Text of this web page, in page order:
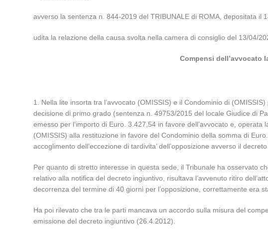
avverso la sentenza n. 844-2019 del TRIBUNALE di ROMA, depositata il
udita la relazione della causa svolta nella camera di consiglio del 13/04/
Compensi dell’avvocato
1. Nella lite insorta tra l’avvocato (OMISSIS) e il Condominio di
decisione di primo grado (sentenza n. 49753/2015 del locale Giudice di
emesso per l’importo di Euro. 3.427,54 in favore dell’avvocato e,
(OMISSIS) alla restituzione in favore del Condominio della somma di
accoglimento dell’eccezione di tardivita’ dell’opposizione avverso il decreto
Per quanto di stretto interesse in questa sede, il Tribunale ha osservato
relativo alla notifica del decreto ingiuntivo, risultava l’avvenuto ritiro
decorrenza del termine di 40 giorni per l’opposizione, correttamente era
Ha poi rilevato che tra le parti mancava un accordo sulla misura del
emissione del decreto ingiuntivo (26.4.2012).